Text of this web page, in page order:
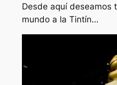
Desde aquí deseamos
mundo a la Tintín…